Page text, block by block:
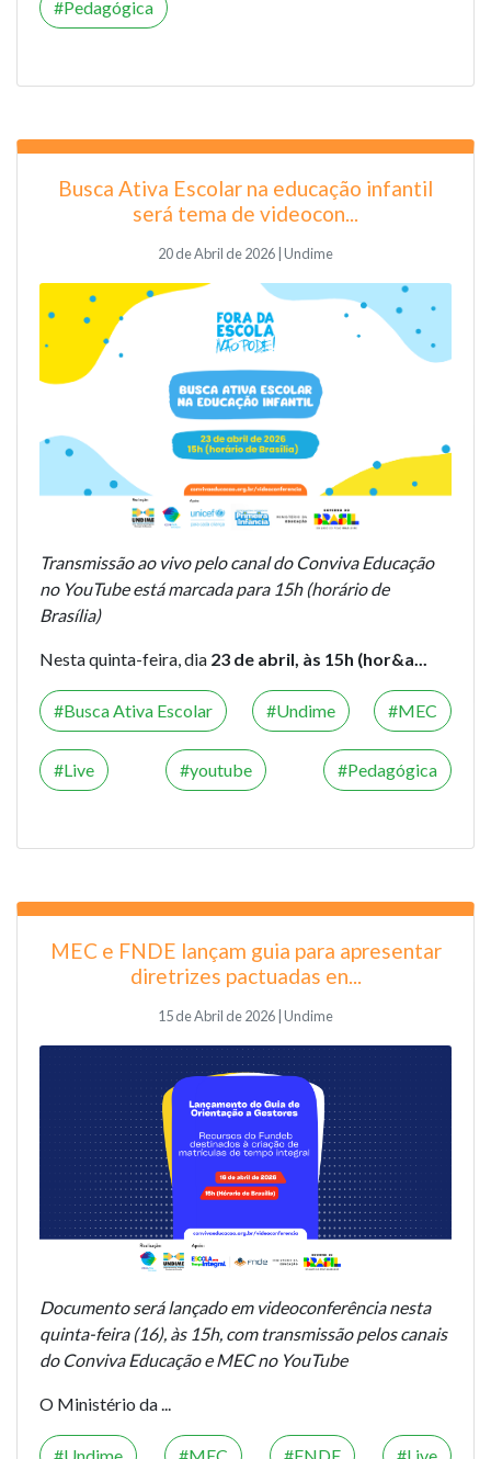
Pedagógica
Busca Ativa Escolar na educação infantil
será tema de videocon...
20 de Abril de 2026 | Undime
Transmissão ao vivo pelo canal do Conviva Educação
no YouTube está marcada para 15h (horário de
Brasília)
Nesta quinta-feira, dia 23 de abril, às 15h (hor&a...
Busca Ativa Escolar Undime MEC
Live youtube Pedagógica
MEC e FNDE lançam guia para apresentar
diretrizes pactuadas en...
15 de Abril de 2026 | Undime
Documento será lançado em videoconferência nesta
quinta-feira (16), às 15h, com transmissão pelos canais
do Conviva Educação e MEC no YouTube
O Ministério da ...